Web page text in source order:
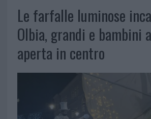
Le farfalle luminose
Olbia, grandi e bambini
aperta in centro